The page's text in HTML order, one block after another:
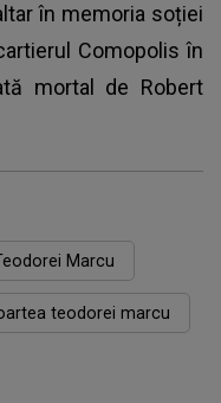
în memoria soției
Comopolis în
mortal de Robert
Marcu
teodorei marcu